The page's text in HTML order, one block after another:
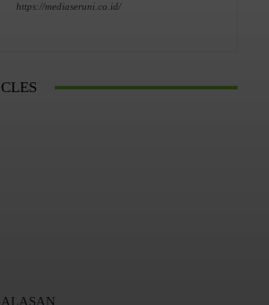
https://mediaseruni.co.id/